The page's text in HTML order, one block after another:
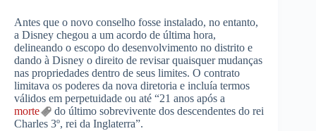
Antes que o novo conselho fosse instalado, no entanto,
a Disney chegou a um acordo de última hora,
delineando o escopo do desenvolvimento no distrito e
dando à Disney o direito de revisar quaisquer mudanças
nas propriedades dentro de seus limites. O contrato
limitava os poderes da nova diretoria e incluía termos
válidos em perpetuidade ou até “21 anos após a
morte
do último sobrevivente dos descendentes do rei
Charles 3º, rei da Inglaterra”.